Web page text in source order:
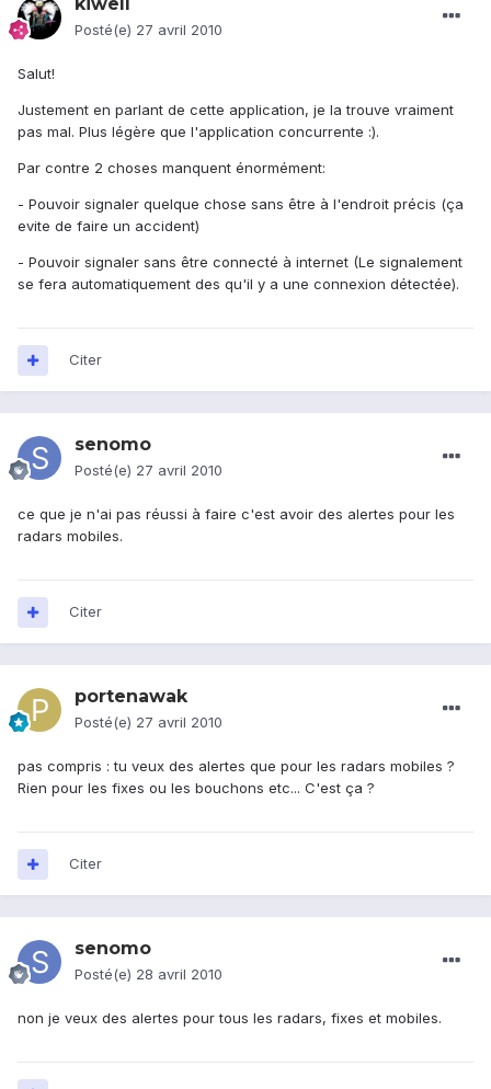
kiwell
Posté(e) 27 avril 2010
Salut!
Justement en parlant de cette application, je la trouve vraiment
pas mal. Plus légère que l'application concurrente :).
Par contre 2 choses manquent énormément:
- Pouvoir signaler quelque chose sans être à l'endroit précis (ça
evite de faire un accident)
- Pouvoir signaler sans être connecté à internet (Le signalement
se fera automatiquement des qu'il y a une connexion détectée).
Citer
senomo
Posté(e) 27 avril 2010
ce que je n'ai pas réussi à faire c'est avoir des alertes pour les
radars mobiles.
Citer
portenawak
Posté(e) 27 avril 2010
pas compris : tu veux des alertes que pour les radars mobiles ?
Rien pour les fixes ou les bouchons etc... C'est ça ?
Citer
senomo
Posté(e) 28 avril 2010
non je veux des alertes pour tous les radars, fixes et mobiles.